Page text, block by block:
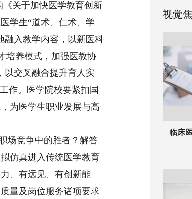
关于加快医学教育创新
学生“道术、仁术、学
融入教学内容，以新医科
培养模式，加强医教协
以交叉融合提升育人实
作。医学院校要紧扣国
为医学生职业发展与高
场竞争中的胜者？解答
仿真进入传统医学教育
、有远见、有创新能
量及岗位服务诸项要求
视觉
临床